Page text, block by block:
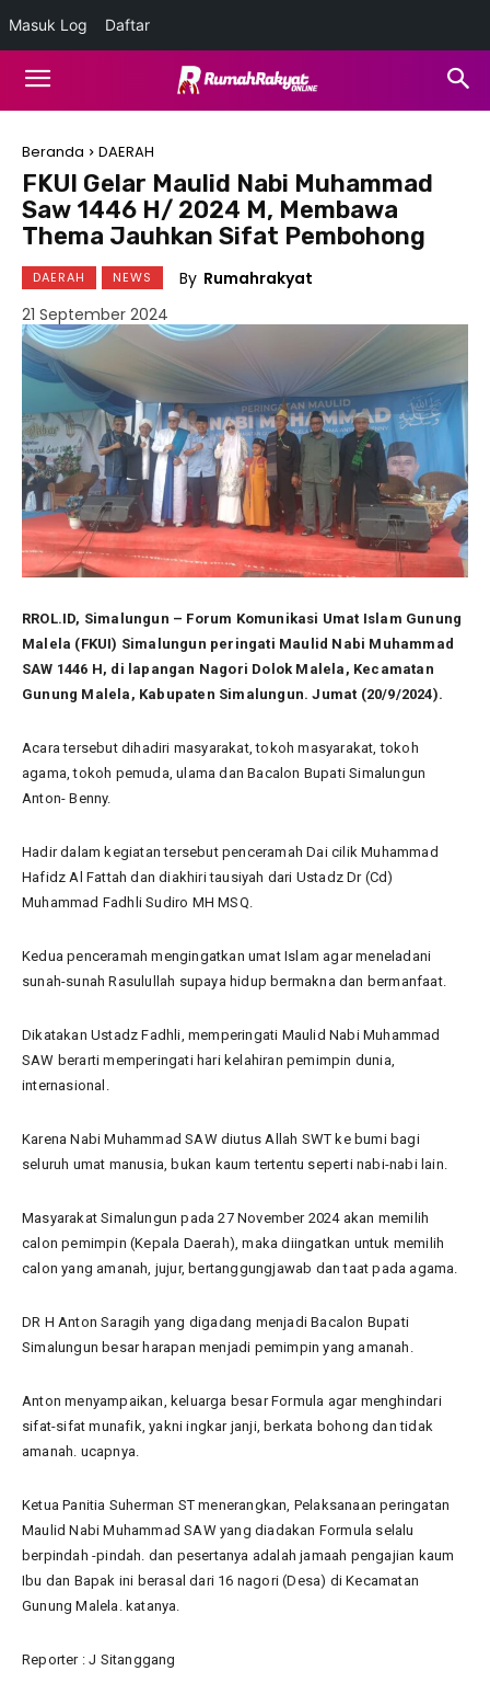
Beranda DAERAH
FKUI Gelar Maulid Nabi Muhammad
Saw 1446 H/ 2024 M, Membawa
Thema Jauhkan Sifat Pembohong
DAERAH NEWS By Rumahrakyat
21 September 2024
RROL.ID, Simalungun – Forum Komunikasi Umat Islam Gunung
Malela (FKUI) Simalungun peringati Maulid Nabi Muhammad
SAW 1446 H, di lapangan Nagori Dolok Malela, Kecamatan
Gunung Malela, Kabupaten Simalungun. Jumat (20/9/2024).
Acara tersebut dihadiri masyarakat, tokoh masyarakat, tokoh
agama, tokoh pemuda, ulama dan Bacalon Bupati Simalungun
Anton- Benny.
Hadir dalam kegiatan tersebut penceramah Dai cilik Muhammad
Hafidz Al Fattah dan diakhiri tausiyah dari Ustadz Dr (Cd)
Muhammad Fadhli Sudiro MH MSQ.
Kedua penceramah mengingatkan umat Islam agar meneladani
sunah-sunah Rasulullah supaya hidup bermakna dan bermanfaat.
Dikatakan Ustadz Fadhli, memperingati Maulid Nabi Muhammad
SAW berarti memperingati hari kelahiran pemimpin dunia,
internasional.
Karena Nabi Muhammad SAW diutus Allah SWT ke bumi bagi
seluruh umat manusia, bukan kaum tertentu seperti nabi-nabi lain.
Masyarakat Simalungun pada 27 November 2024 akan memilih
calon pemimpin (Kepala Daerah), maka diingatkan untuk memilih
calon yang amanah, jujur, bertanggungjawab dan taat pada agama.
DR H Anton Saragih yang digadang menjadi Bacalon Bupati
Simalungun besar harapan menjadi pemimpin yang amanah.
Anton menyampaikan, keluarga besar Formula agar menghindari
sifat-sifat munafik, yakni ingkar janji, berkata bohong dan tidak
amanah. ucapnya.
Ketua Panitia Suherman ST menerangkan, Pelaksanaan peringatan
Maulid Nabi Muhammad SAW yang diadakan Formula selalu
berpindah -pindah. dan pesertanya adalah jamaah pengajian kaum
Ibu dan Bapak ini berasal dari 16 nagori (Desa) di Kecamatan
Gunung Malela. katanya.
Reporter : J Sitanggang
Masuk Log Daftar